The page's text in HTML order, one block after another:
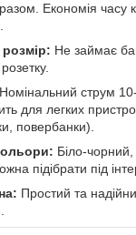
Економія часу
Не займає
Номінальний струм
для легких
повербанки).
Біло-
підібрати під
Простий та